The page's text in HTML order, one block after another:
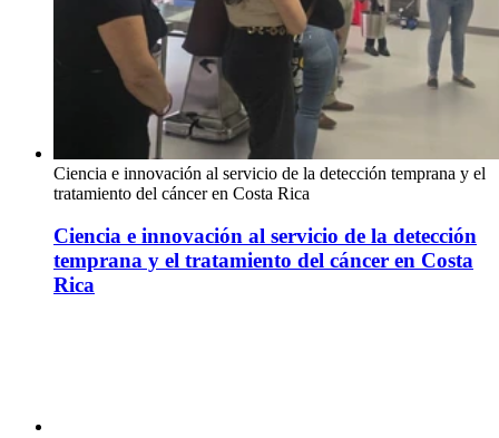
Ciencia e innovación al servicio de la detección temprana y el
tratamiento del cáncer en Costa Rica
Ciencia e innovación al servicio de la detección
temprana y el tratamiento del cáncer en Costa
Rica